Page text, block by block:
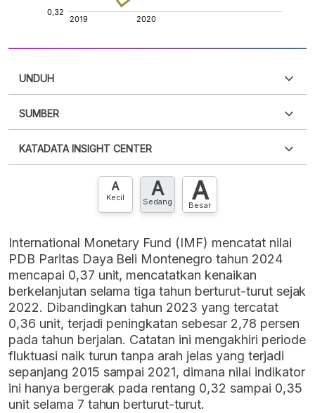
UNDUH
XLS
SUMBER
punya akun?Silakan Daftar sekarang
KATADATA INSIGHT CENTER
Hubungi sekarang »
A
Kecil A
Sedang A
Besar
International Monetary Fund (IMF) mencatat nilai
PDB Paritas Daya Beli Montenegro tahun 2024
mencapai 0,37 unit, mencatatkan kenaikan
berkelanjutan selama tiga tahun berturut-turut sejak
2022. Dibandingkan tahun 2023 yang tercatat
0,36 unit, terjadi peningkatan sebesar 2,78 persen
pada tahun berjalan. Catatan ini mengakhiri periode
fluktuasi naik turun tanpa arah jelas yang terjadi
sepanjang 2015 sampai 2021, dimana nilai indikator
ini hanya bergerak pada rentang 0,32 sampai 0,35
unit selama 7 tahun berturut-turut.